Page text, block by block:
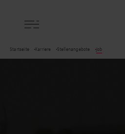
Startseite Karriere Stellenangebote Job